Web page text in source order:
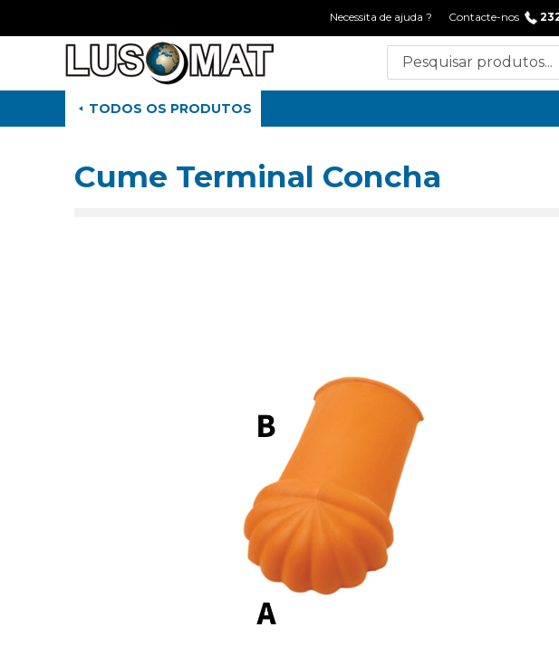
Necessita de ajuda ? Contacte-nos
TODOS OS PRODUTOS
Cume Terminal Concha